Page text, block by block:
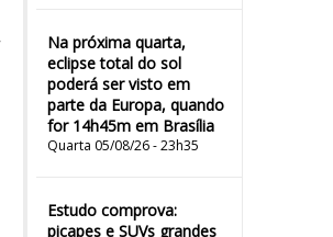
Na próxima quarta,
eclipse total do sol
poderá ser visto em
parte da Europa, quando
for 14h45m em Brasília
Quarta 05/08/26 - 23h35
Estudo comprova:
picapes e SUVs grandes